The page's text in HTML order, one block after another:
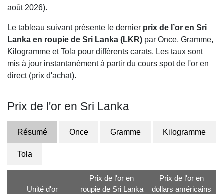
août 2026).
Le tableau suivant présente le dernier prix de l’or en Sri
Lanka en roupie de Sri Lanka (LKR) par Once, Gramme,
Kilogramme et Tola pour différents carats. Les taux sont
mis à jour instantanément à partir du cours spot de l'or en
direct (prix d'achat).
Prix de l'or en Sri Lanka
Résumé Once Gramme Kilogramme
Tola
Unité d'or
Prix de l'or en
roupie de Sri Lanka
Prix de l'or en
dollars américains